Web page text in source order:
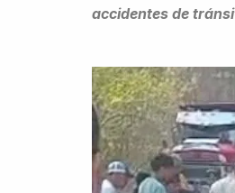
accidentes de